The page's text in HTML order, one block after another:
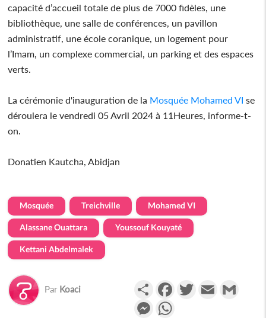
capacité d’accueil totale de plus de 7000 fidèles, une
bibliothèque, une salle de conférences, un pavillon
administratif, une école coranique, un logement pour
l’Imam, un complexe commercial, un parking et des espaces
verts.
La cérémonie d'inauguration de la Mosquée Mohamed VI se
déroulera le vendredi 05 Avril 2024 à 11Heures, informe-t-
on.
Donatien Kautcha, Abidjan
Mosquée Treichville Mohamed VI
Alassane Ouattara Youssouf Kouyaté
Kettani Abdelmalek
Par Koaci PartagerFacebookTwitterEmail
Messenger